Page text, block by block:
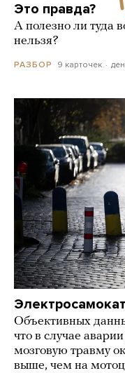
Это правда?
А полезно ли туда
нельзя?
РАЗБОР 9 карточек
Объективных
что в случае
мозговую травму
выше, чем на